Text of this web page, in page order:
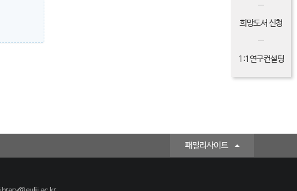
희망도서 신청
1:1연구컨설팅
패밀리사이트